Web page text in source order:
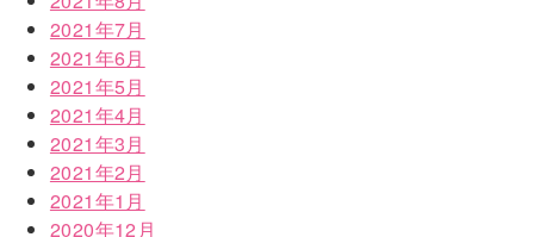
2021年7月
2021年6月
2021年5月
2021年4月
2021年3月
2021年2月
2021年1月
2020年12月